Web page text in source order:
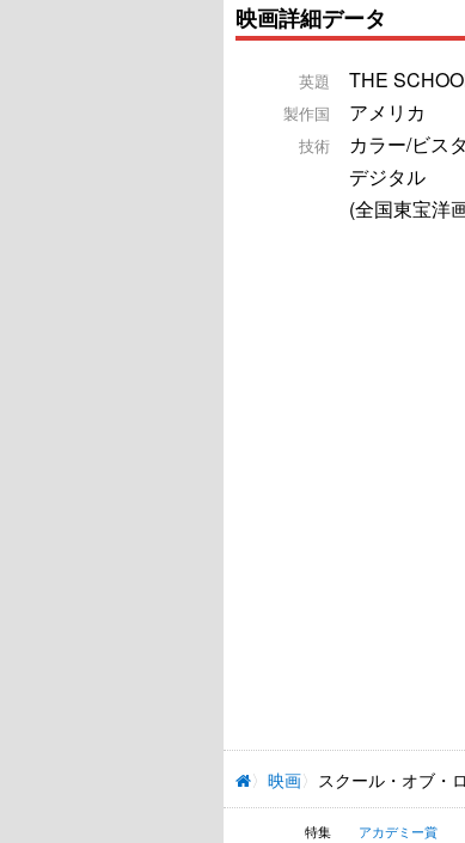
映画詳細データ
英題 THE
製作国 アメリカ
技術
カラー/ビス
デジタル
(全国東宝洋
映画 スクール・オブ・
特集 アカデミー賞